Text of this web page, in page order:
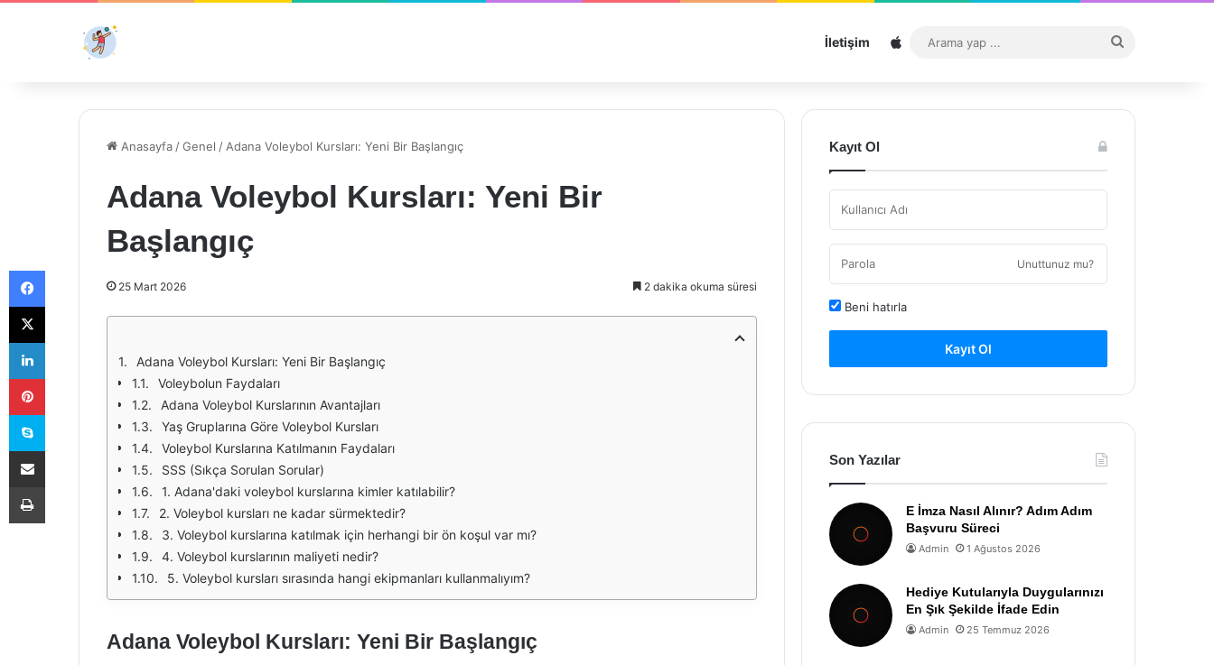
İletişim Sitemap
...
Anasayfa /Genel / Adana Voleybol Kursları: Yeni Bir Başlangıç
Adana Voleybol Kursları: Yeni Bir
Başlangıç
25 Mart 2026 2 dakika okuma süresi
Adana Voleybol Kursları: Yeni Bir Başlangıç
Voleybolun Faydaları
Adana Voleybol Kurslarının Avantajları
Yaş Gruplarına Göre Voleybol Kursları
Voleybol Kurslarına Katılmanın Faydaları
SSS (Sıkça Sorulan Sorular)
1. Adana'daki voleybol kurslarına kimler katılabilir?
2. Voleybol kursları ne kadar sürmektedir?
3. Voleybol kurslarına katılmak için herhangi bir ön koşul var mı?
4. Voleybol kurslarının maliyeti nedir?
5. Voleybol kursları sırasında hangi ekipmanları kullanmalıyım?
Adana Voleybol Kursları: Yeni Bir Başlangıç
Kayıt Ol
Unuttunuz mu?
Beni hatırla
Kayıt Ol
Son Yazılar
E İmza Nasıl Alınır? Adım Adım
Başvuru Süreci
Admin 1 Ağustos 2026
Hediye Kutularıyla Duygularınızı
En Şık Şekilde İfade Edin
Admin 25 Temmuz 2026
Facebook
X
LinkedIn
Pinterest
Skype
E-Posta ile paylaş